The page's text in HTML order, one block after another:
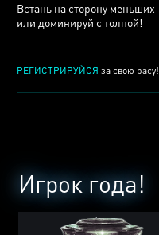
Встань на сторону меньших
или доминируй с толпой!
РЕГИСТРИРУЙСЯ за свою расу!
Игрок года!